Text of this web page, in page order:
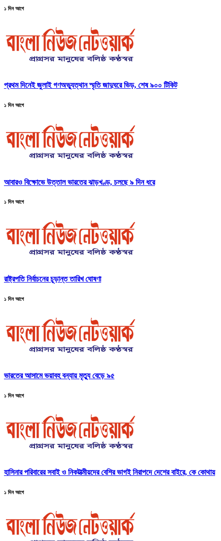
১ দিন আগে
প্রথম দিনেই জুলাই গণঅভ্যুত্থান স্মৃতি জাদুঘরে ভিড়, শেষ ৯০০ টিকিট
১ দিন আগে
আবারও বিক্ষোভে উত্তাল ভারতের ঝাড়খণ্ড, চলছে ৯ দিন ধরে
১ দিন আগে
রাষ্ট্রপতি নির্বাচনের চূড়ান্ত তারিখ ঘোষণা
১ দিন আগে
ভারতের আসামে ভয়াবহ বন্যায় মৃত্যু বেড়ে ৯৫
১ দিন আগে
হাসিনার পরিবারের সবাই ও নিকটাত্মীয়দের বেশির ভাগই নিরাপদে দেশের বাইরে, কে কোথায়
১ দিন আগে